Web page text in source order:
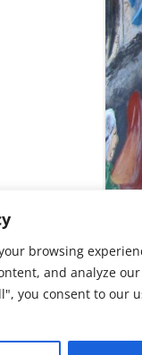
browsing
and analyze our
you consent to our